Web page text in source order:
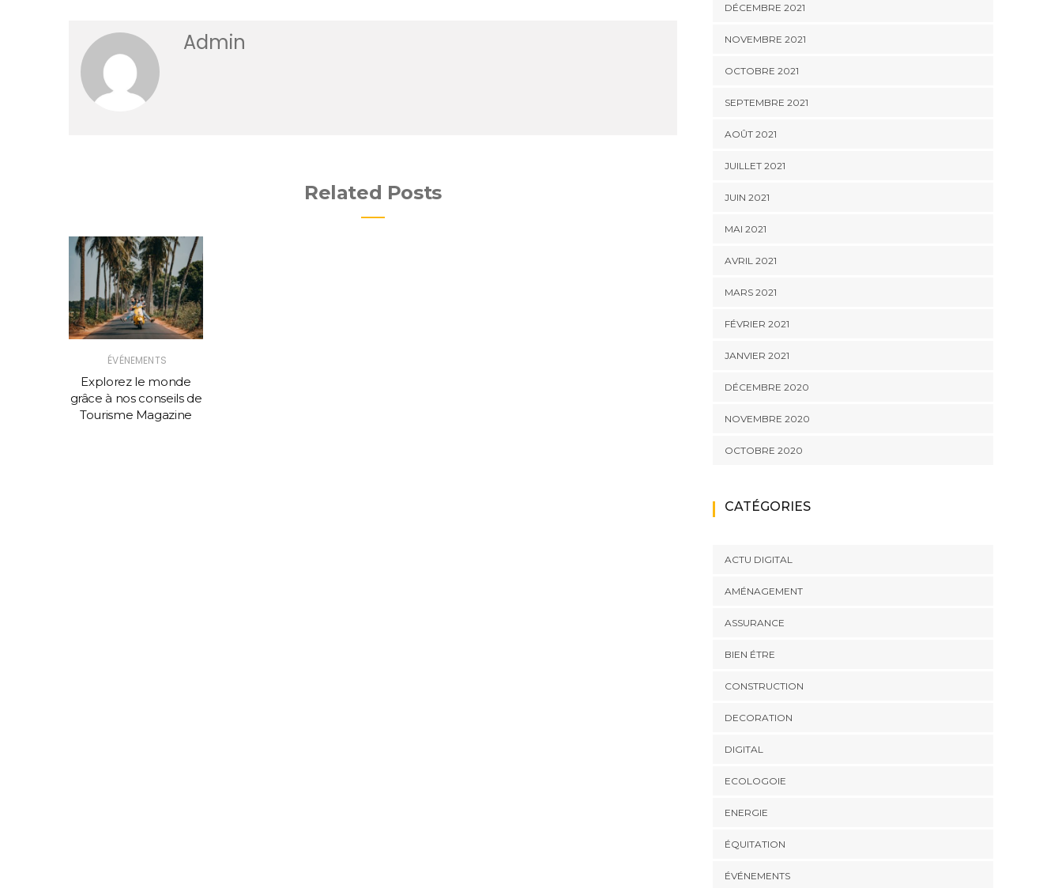
Admin
Related Posts
ÉVÉNEMENTS
Explorez le monde
grâce à nos conseils de
Tourisme Magazine
DÉCEMBRE 2021
NOVEMBRE 2021
OCTOBRE 2021
SEPTEMBRE 2021
AOÛT 2021
JUILLET 2021
JUIN 2021
MAI 2021
AVRIL 2021
MARS 2021
FÉVRIER 2021
JANVIER 2021
DÉCEMBRE 2020
NOVEMBRE 2020
OCTOBRE 2020
CATÉGORIES
ACTU DIGITAL
AMÉNAGEMENT
ASSURANCE
BIEN ÉTRE
CONSTRUCTION
DECORATION
DIGITAL
ECOLOGOIE
ENERGIE
ÉQUITATION
ÉVÉNEMENTS